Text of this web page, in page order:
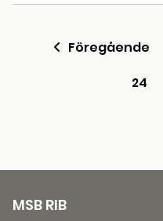
Föregående
24
MSB RIB